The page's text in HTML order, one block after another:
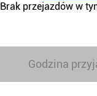
Brak przejazdów w
Godzina